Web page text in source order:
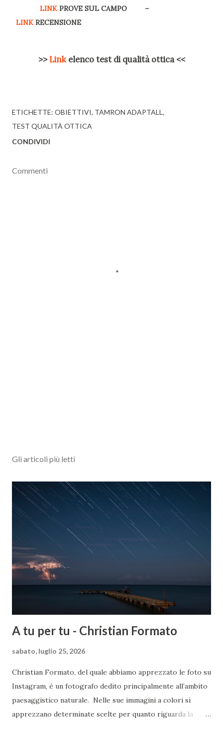
LINK PROVE SUL CAMPO –
LINK RECENSIONE
>> Linkelenco test di qualità ottica <<
ETICHETTE: OBIETTIVI TAMRON ADAPTALL
TEST QUALITÀ OTTICA
CONDIVIDI
Commenti
Gli articoli più letti
A tu per tu - Christian Formato
sabato, luglio 25, 2026
Christian Formato, del quale abbiamo apprezzato le foto su
Instagram, è un fotografo dedito principalmente all’ambito
paesaggistico naturale. Nelle sue immagini a colori si
apprezzano determinate scelte per quanto riguarda la